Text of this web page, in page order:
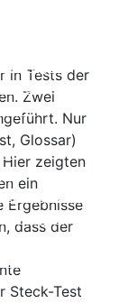
Fragen
Blick
Fragen
Blick
Fragen
Blick
in Tests der
Zwei
Nur
Glossar)
zeigten
ein
Ergebnisse
dass der
Steck-Test